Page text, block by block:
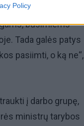
Policy
būsimiems
Tada galės patys
pasiimti, o ką ne“,
į darbo grupę,
ministrų tarybos